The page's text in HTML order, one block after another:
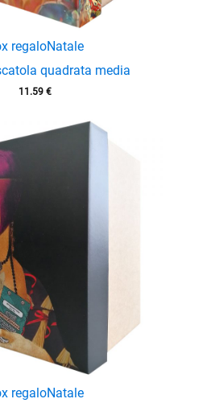
regaloNatale
quadrata media
11.59 €
regaloNatale